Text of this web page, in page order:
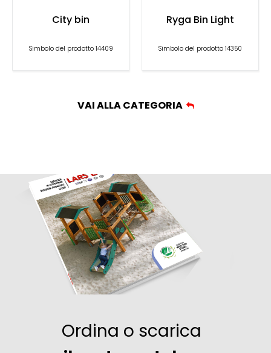
City bin
Simbolo del prodotto 14409
Ryga Bin Light
Simbolo del prodotto 14350
VAI ALLA CATEGORIA
Ordina o scarica